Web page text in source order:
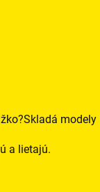
a lietajú.